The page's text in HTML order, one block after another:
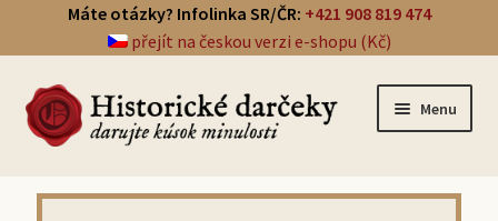
Máte otázky? Infolinka SR/ČR: +421 908 819 474
přejít na českou verzi e-shopu (Kč)
Menu
Prehľad darčekov